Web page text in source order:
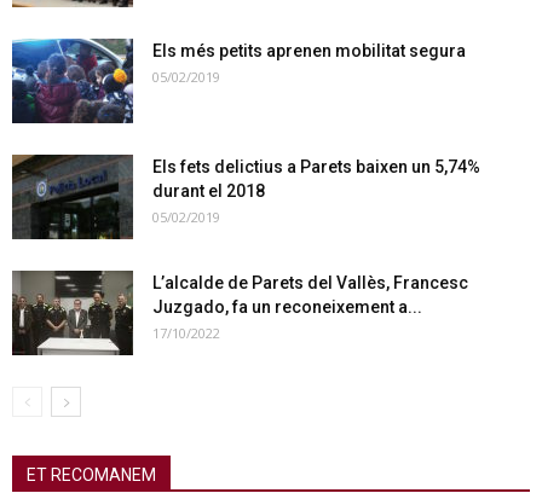
Els més petits aprenen mobilitat segura
05/02/2019
Els fets delictius a Parets baixen un 5,74%
durant el 2018
05/02/2019
L’alcalde de Parets del Vallès, Francesc
Juzgado, fa un reconeixement a...
17/10/2022
ET RECOMANEM